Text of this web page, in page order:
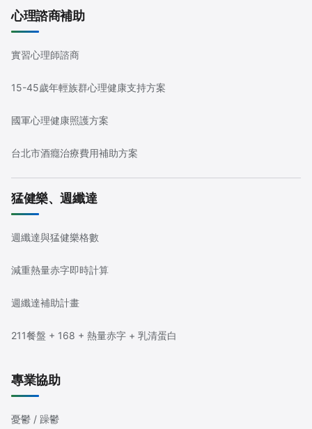
心理諮商補助
實習心理師諮商
15-45歲年輕族群心理健康支持方案
國軍心理健康照護方案
台北市酒癮治療費用補助方案
猛健樂、週纖達
週纖達與猛健樂格數
減重熱量赤字即時計算
週纖達補助計畫
211餐盤 + 168 + 熱量赤字 + 乳清蛋白
專業協助
憂鬱 / 躁鬱